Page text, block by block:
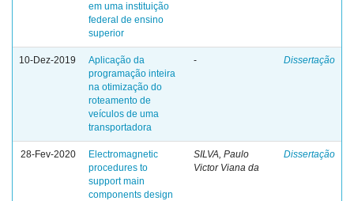
em uma instituição
federal de ensino
superior
10-Dez-2019
Aplicação da
programação inteira
na otimização do
roteamento de
veículos de uma
transportadora
- Dissertação
28-Fev-2020
Electromagnetic
procedures to
support main
components design
SILVA, Paulo
Victor Viana da
Dissertação